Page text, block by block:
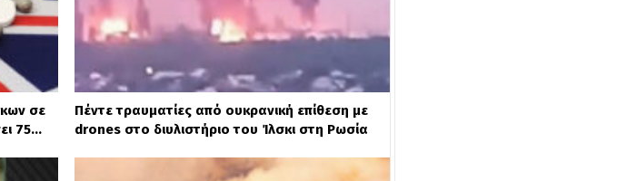
σε
75…
Πέντε τραυματίες από ουκρανική επίθεση με
drones στο διυλιστήριο του Ίλσκι στη Ρωσία